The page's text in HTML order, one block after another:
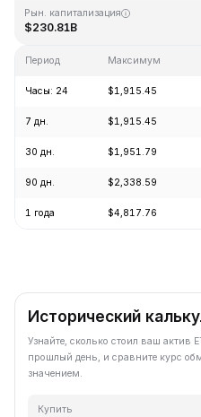
Рын. капитализация
$230.81B
Период Максимум
Часы: 24 $1,915.45
7 дн. $1,915.45
30 дн. $1,951.79
90 дн. $2,338.59
1 года $4,817.76
Исторический
Узнайте, сколько стоил ваш актив
прошлый день, и сравните курс
значением.
Купить